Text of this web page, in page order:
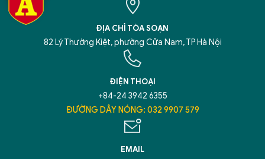
ĐỊA CHỈ TÒA SOẠN
82 Lý Thường Kiệt, phường Cửa Nam, TP Hà Nội
ĐIỆN THOẠI
+84-24 3942 6355
ĐƯỜNG DÂY NÓNG: 032 9907 579
EMAIL